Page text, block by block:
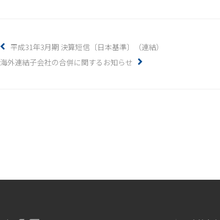
平成31年3月期 決算短信〔日本基準〕（連結）
海外連結子会社の合併に関するお知らせ